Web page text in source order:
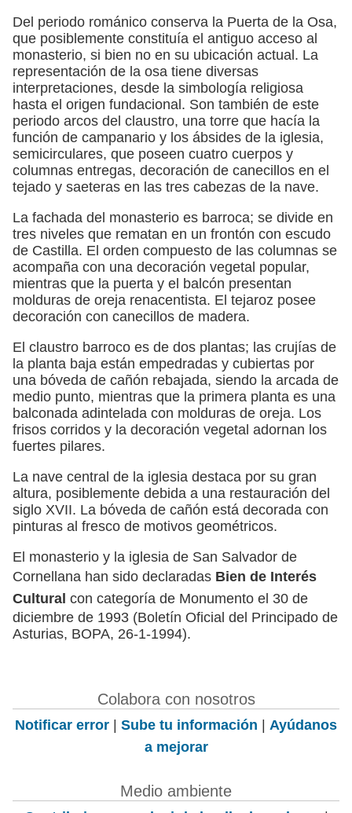
Del periodo románico conserva la Puerta de la Osa,
que posiblemente constituía el antiguo acceso al
monasterio, si bien no en su ubicación actual. La
representación de la osa tiene diversas
interpretaciones, desde la simbología religiosa
hasta el origen fundacional. Son también de este
periodo arcos del claustro, una torre que hacía la
función de campanario y los ábsides de la iglesia,
semicirculares, que poseen cuatro cuerpos y
columnas entregas, decoración de canecillos en el
tejado y saeteras en las tres cabezas de la nave.
La fachada del monasterio es barroca; se divide en
tres niveles que rematan en un frontón con escudo
de Castilla. El orden compuesto de las columnas se
acompaña con una decoración vegetal popular,
mientras que la puerta y el balcón presentan
molduras de oreja renacentista. El tejaroz posee
decoración con canecillos de madera.
El claustro barroco es de dos plantas; las crujías de
la planta baja están empedradas y cubiertas por
una bóveda de cañón rebajada, siendo la arcada de
medio punto, mientras que la primera planta es una
balconada adintelada con molduras de oreja. Los
frisos corridos y la decoración vegetal adornan los
fuertes pilares.
La nave central de la iglesia destaca por su gran
altura, posiblemente debida a una restauración del
siglo XVII. La bóveda de cañón está decorada con
pinturas al fresco de motivos geométricos.
El monasterio y la iglesia de San Salvador de
Cornellana han sido declaradas Bien de Interés
Cultural con categoría de Monumento el 30 de
diciembre de 1993 (Boletín Oficial del Principado de
Asturias, BOPA, 26-1-1994).
Colabora con nosotros
Notificar error | Sube tu información | Ayúdanos
a mejorar
Medio ambiente